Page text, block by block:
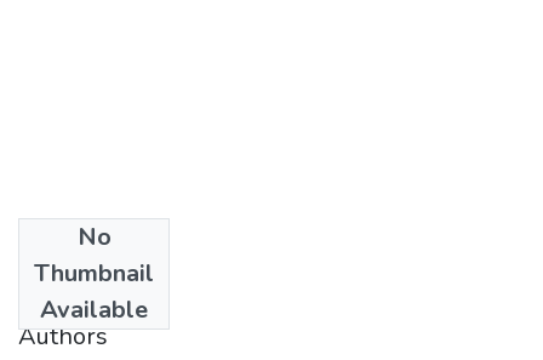
No
Thumbnail
Available
2018
Authors